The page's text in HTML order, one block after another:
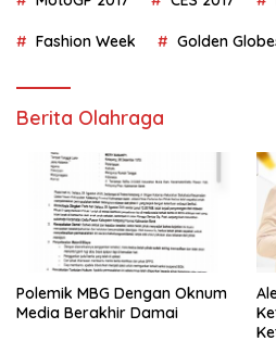
Fashion Week Golden
Berita Olahraga
Polemik MBG Dengan Oknum
Media Berakhir Damai